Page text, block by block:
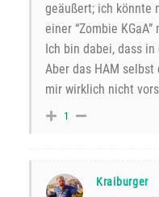
geäußert; ich könnte
einer “Zombie
Ich bin dabei, dass
Aber das HAM selbst
mir wirklich nicht
1
Kraiburger